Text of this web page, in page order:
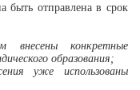
быть отправлена в срок
внесены конкретные
образования;
уже использованы